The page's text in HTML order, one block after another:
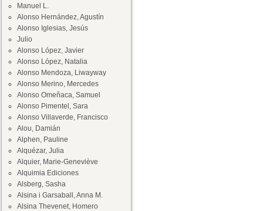
Manuel L.
Alonso Hernández, Agustín
Alonso Iglesias, Jesús
Julio
Alonso López, Javier
Alonso López, Natalia
Alonso Mendoza, Liwayway
Alonso Merino, Mercedes
Alonso Omeñaca, Samuel
Alonso Pimentel, Sara
Alonso Villaverde, Francisco
Alou, Damián
Alphen, Pauline
Alquézar, Julia
Alquier, Marie-Geneviève
Alquimia Ediciones
Alsberg, Sasha
Alsina i Garsaball, Anna M.
Alsina Thevenet, Homero